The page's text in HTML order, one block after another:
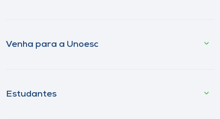
Venha para a Unoesc
Estudantes